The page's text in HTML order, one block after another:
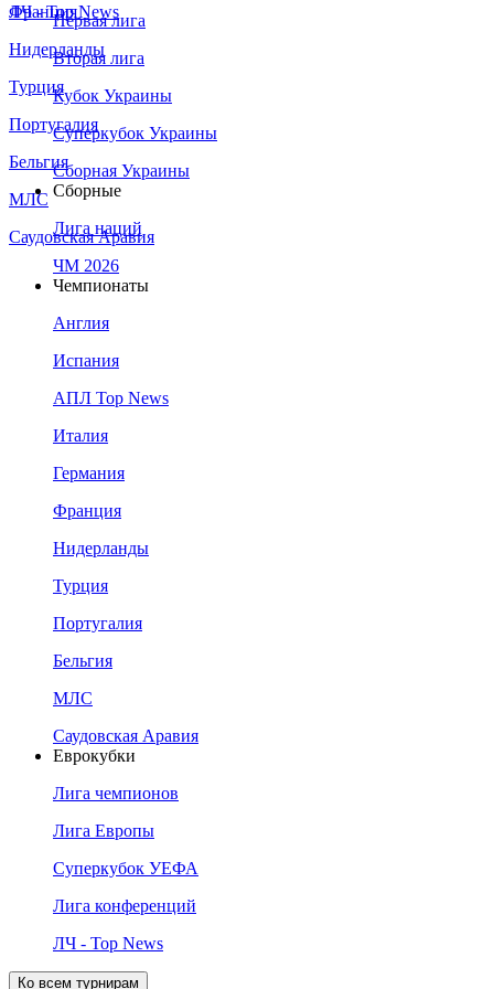
Франция
Нидерланды
Турция
Португалия
Бельгия
МЛС
Саудовская Аравия
ЛЧ - Top News
Первая лига
Вторая лига
Кубок Украины
Суперкубок Украины
Сборная Украины
Сборные
Лига наций
ЧМ 2026
Чемпионаты
Англия
Испания
АПЛ Top News
Италия
Германия
Франция
Нидерланды
Турция
Португалия
Бельгия
МЛС
Саудовская Аравия
Еврокубки
Лига чемпионов
Лига Европы
Суперкубок УЕФА
Лига конференций
ЛЧ - Top News
Ко всем турнирам